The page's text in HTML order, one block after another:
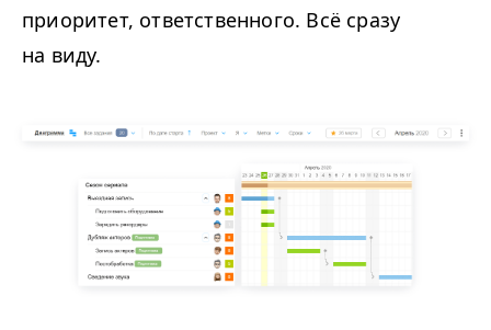
приоритет, ответственного. Всё сразу
на виду.